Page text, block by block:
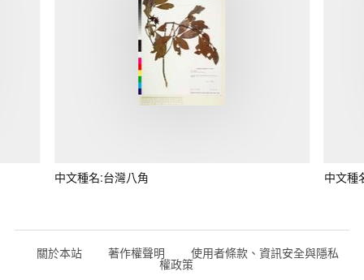
中文種名:台灣八角 中文種
關於本站 著作權聲明 使用者條款、資訊安全與隱私
權政策